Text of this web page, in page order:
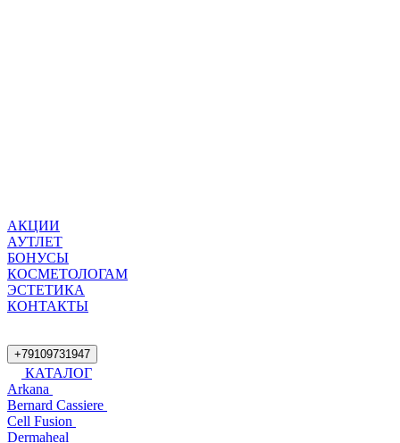
АКЦИИ
АУТЛЕТ
БОНУСЫ
КОСМЕТОЛОГАМ
ЭСТЕТИКА
КОНТАКТЫ
+79109731947
КАТАЛОГ
Arkana
Bernard Cassiere
Cell Fusion
Dermaheal